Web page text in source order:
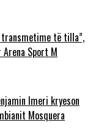
transmetime të tilla”,
Sport M
Imeri kryeson
Mosquera